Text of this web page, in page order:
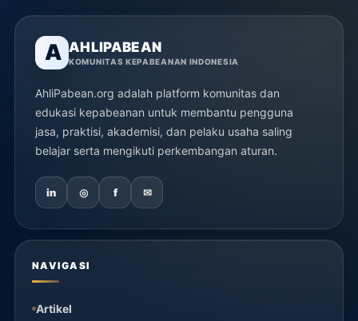
A AHLIPABEAN
KOMUNITAS KEPABEANAN INDONESIA
AhliPabean.org adalah platform komunitas dan
edukasi kepabeanan untuk membantu pengguna
jasa, praktisi, akademisi, dan pelaku usaha saling
belajar serta mengikuti perkembangan aturan.
in ◎ f ✉
NAVIGASI
Artikel